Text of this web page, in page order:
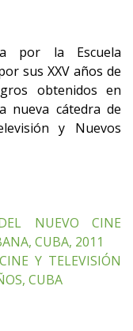
por la Escuela
sus XXV años de
obtenidos en
nueva cátedra de
y Nuevos
NUEVO CINE
CUBA, 2011
Y TELEVISIÓN
CUBA